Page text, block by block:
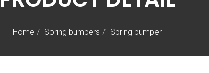
Home Spring bumpers Spring bumper